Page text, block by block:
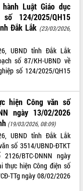
Luật Giáo dục
124/2025/QH15
Đắk Lắk (23/03/2026,
UBND tỉnh Đắk Lắk
số 87/KH-UBND về
số 124/2025/QH15
hiện Công văn số
ngày 13/02/2026
(19/03/2026, 08:09)
UBND tỉnh Đắk Lắk
số 3514/UBND-ĐTKT
BTC-DNNN ngày
thực hiện Công điện số
TTg ngày 08/02/2026